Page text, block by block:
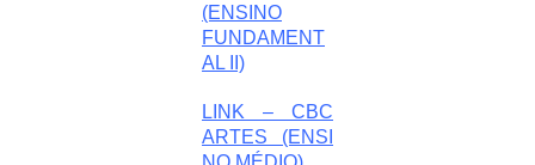
(ENSINO
FUNDAMENT
AL II)
LINK – CBC
ARTES (ENSI